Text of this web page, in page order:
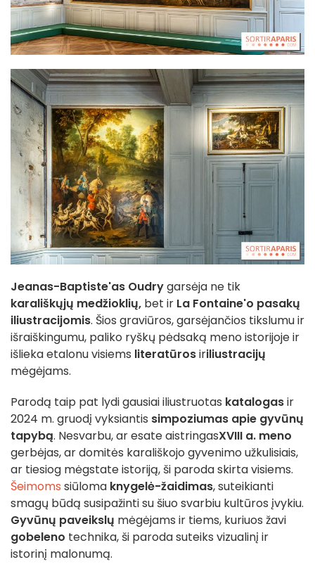
Jeanas-Baptiste'as Oudrygarsėja ne tik
karališkųjų medžioklių, bet ir La Fontaine'o pasakų
iliustracijomis. Šios graviūros, garsėjančios tikslumu ir
išraiškingumu, paliko ryškų pėdsaką meno istorijoje ir
išlieka etalonu visiems literatūrosiriliustracijų
mėgėjams.
Parodą taip pat lydi gausiai iliustruotas katalogasir
2024 m. gruodį vyksiantis simpoziumas apie gyvūnų
tapybą. Nesvarbu, ar esate aistringasXVIII a. meno
gerbėjas, ar domitės karališkojo gyvenimo užkulisiais,
ar tiesiog mėgstate istoriją, ši paroda skirta visiems.
Šeimoms siūloma knygelė-žaidimas, suteikianti
smagų būdą susipažinti su šiuo svarbiu kultūros įvykiu.
Gyvūnų paveikslų mėgėjams ir tiems, kuriuos žavi
gobeleno technika, ši paroda suteiks vizualinį ir
istorinį malonumą.